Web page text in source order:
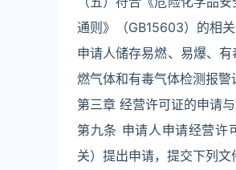
通则》（GB15603）的相关
申请人储存易燃、易爆、
燃气体和有毒气体检测报警
第三章 经营许可证的申请
第九条 申请人申请经营许
关）提出申请，提交下列文